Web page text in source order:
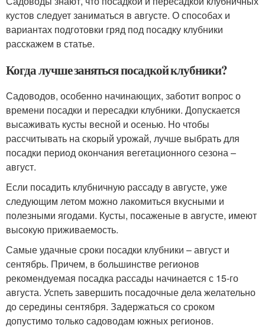
кустов следует заниматься в августе. О способах и
вариантах подготовки гряд под посадку клубники
расскажем в статье.
Когда лучше заняться посадкой клубники?
Садоводов, особенно начинающих, заботит вопрос о
времени посадки и пересадки клубники. Допускается
высаживать кусты весной и осенью. Но чтобы
рассчитывать на скорый урожай, лучше выбрать для
посадки период окончания вегетационного сезона –
август.
Если посадить клубничную рассаду в августе, уже
следующим летом можно лакомиться вкусными и
полезными ягодами. Кусты, посаженые в августе, имеют
высокую приживаемость.
Самые удачные сроки посадки клубники – август и
сентябрь. Причем, в большинстве регионов
рекомендуемая посадка рассады начинается с 15-го
августа. Успеть завершить посадочные дела желательно
до середины сентября. Задержаться со сроком
допустимо только садоводам южных регионов.